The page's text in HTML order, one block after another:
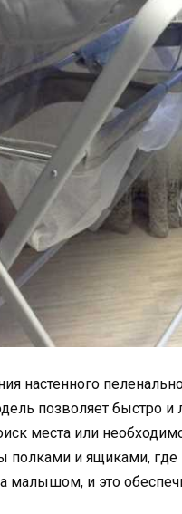
настенного
позволяет быстро и
места или
полками и ящиками,
малышом, и это